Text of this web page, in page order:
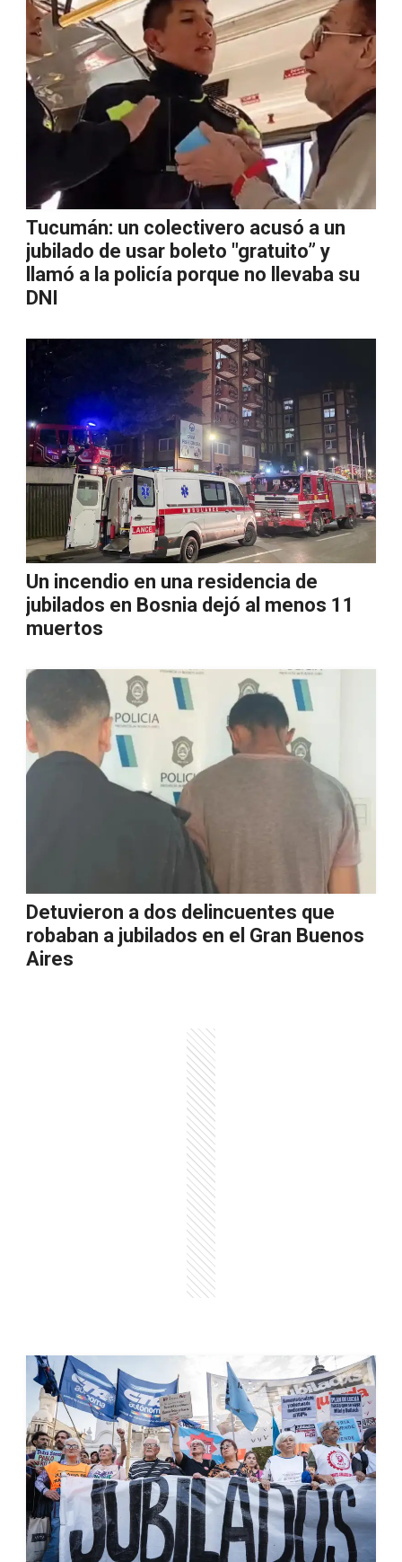
Tucumán: un colectivero acusó a un
jubilado de usar boleto "gratuito” y
llamó a la policía porque no llevaba su
DNI
Un incendio en una residencia de
jubilados en Bosnia dejó al menos 11
muertos
Detuvieron a dos delincuentes que
robaban a jubilados en el Gran Buenos
Aires